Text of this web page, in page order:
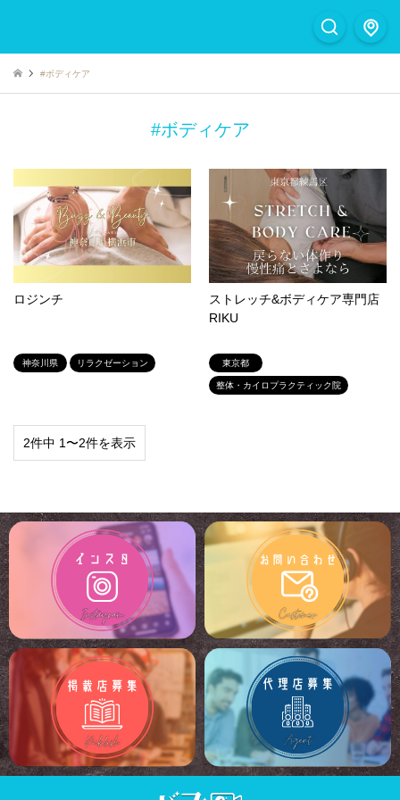
#ボディケア
#ボディケア
ロジンチ
神奈川県 リラクゼーション
ストレッチ&ボディケア専門店
RIKU
東京都
整体・カイロプラクティック院
2件中 1〜2件を表示